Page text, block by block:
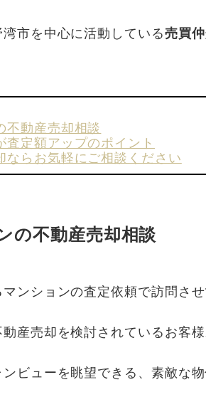
市を中心に活動している売買
不動産売却相談
査定額アップのポイント
ならお気軽にご相談ください
の不動産売却相談
ンションの査定依頼で訪問させ
産売却を検討されているお客様
ビューを眺望できる、素敵な物